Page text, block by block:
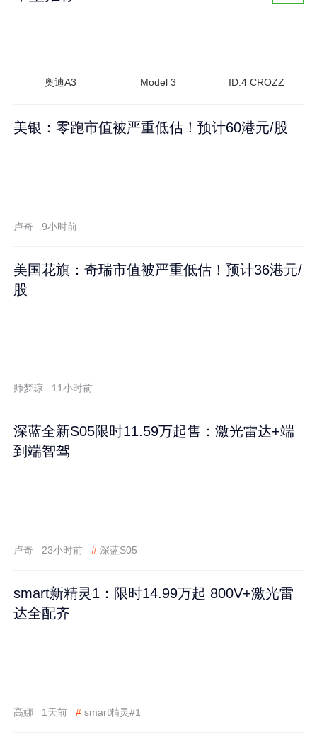
奥迪A3 Model 3 ID.4 CROZZ
美银：零跑市值被严重低估！预计60港元/股
卢奇 9小时前
美国花旗：奇瑞市值被严重低估！预计36港元/
股
师梦琼 11小时前
深蓝全新S05限时11.59万起售：激光雷达+端
到端智驾
卢奇 23小时前 # 深蓝S05
smart新精灵1：限时14.99万起 800V+激光雷
达全配齐
高娜 1天前 # smart精灵#1